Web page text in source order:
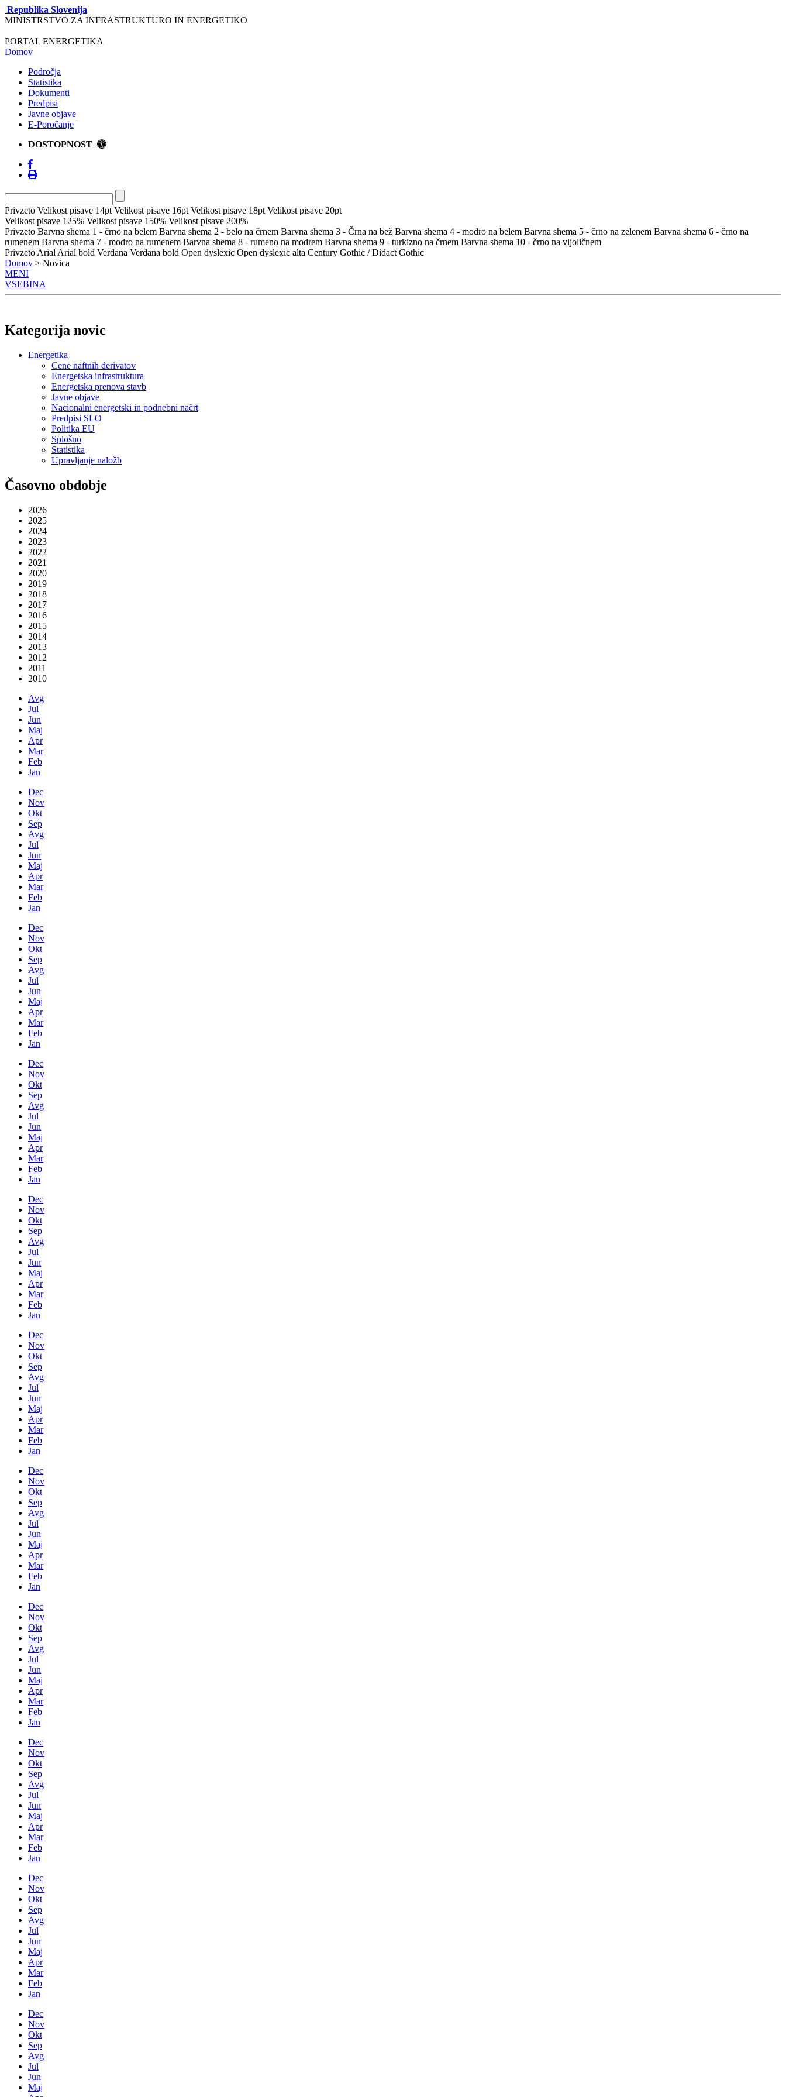
Republika Slovenija
MINISTRSTVO ZA INFRASTRUKTURO IN ENERGETIKO
PORTAL ENERGETIKA
Domov
Področja
Statistika
Dokumenti
Predpisi
Javne objave
E-Poročanje
DOSTOPNOST
Privzeto Velikost pisave 14pt Velikost pisave 16pt Velikost pisave 18pt Velikost pisave 20pt
Velikost pisave 125% Velikost pisave 150% Velikost pisave 200%
Privzeto Barvna shema 1 - črno na belem Barvna shema 2 - belo na črnem Barvna shema 3 - Črna na bež Barvna shema 4 - modro na belem Barvna shema 5 - črno na zelenem Barvna shema 6 - črno na
rumenem Barvna shema 7 - modro na rumenem Barvna shema 8 - rumeno na modrem Barvna shema 9 - turkizno na črnem Barvna shema 10 - črno na vijoličnem
Privzeto Arial Arial bold Verdana Verdana bold Open dyslexic Open dyslexic alta Century Gothic / Didact Gothic
Domov > Novica
MENI
VSEBINA
Kategorija novic
Energetika
Cene naftnih derivatov
Energetska infrastruktura
Energetska prenova stavb
Javne objave
Nacionalni energetski in podnebni načrt
Predpisi SLO
Politika EU
Splošno
Statistika
Upravljanje naložb
Časovno obdobje
2026
2025
2024
2023
2022
2021
2020
2019
2018
2017
2016
2015
2014
2013
2012
2011
2010
Avg
Jul
Jun
Maj
Apr
Mar
Feb
Jan
Dec
Nov
Okt
Sep
Avg
Jul
Jun
Maj
Apr
Mar
Feb
Jan
Dec
Nov
Okt
Sep
Avg
Jul
Jun
Maj
Apr
Mar
Feb
Jan
Dec
Nov
Okt
Sep
Avg
Jul
Jun
Maj
Apr
Mar
Feb
Jan
Dec
Nov
Okt
Sep
Avg
Jul
Jun
Maj
Apr
Mar
Feb
Jan
Dec
Nov
Okt
Sep
Avg
Jul
Jun
Maj
Apr
Mar
Feb
Jan
Dec
Nov
Okt
Sep
Avg
Jul
Jun
Maj
Apr
Mar
Feb
Jan
Dec
Nov
Okt
Sep
Avg
Jul
Jun
Maj
Apr
Mar
Feb
Jan
Dec
Nov
Okt
Sep
Avg
Jul
Jun
Maj
Apr
Mar
Feb
Jan
Dec
Nov
Okt
Sep
Avg
Jul
Jun
Maj
Apr
Mar
Feb
Jan
Dec
Nov
Okt
Sep
Avg
Jul
Jun
Maj